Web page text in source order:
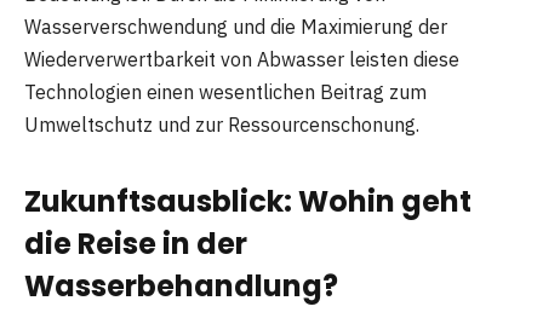
Wasserverschwendung und die Maximierung der
Wiederverwertbarkeit von Abwasser leisten diese
Technologien einen wesentlichen Beitrag zum
Umweltschutz und zur Ressourcenschonung.
Zukunftsausblick: Wohin geht
die Reise in der
Wasserbehandlung?